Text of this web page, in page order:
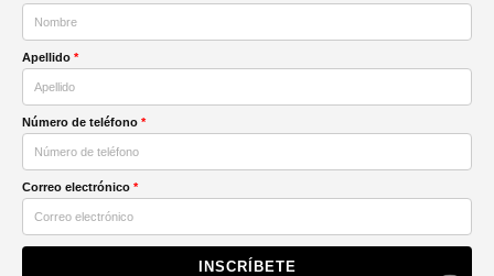
Apellido *
Número de teléfono *
Correo electrónico *
INSCRÍBETE